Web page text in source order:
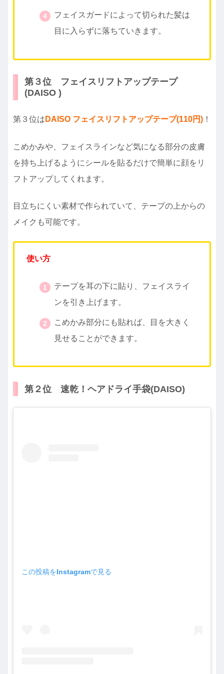
フェイスガードによって切られた髪は
目に入らずに落ちていきます。
第３位 フェイスリフトアップテープ
(DAISO )
第３位は DAISO フェイスリフトアップテープ(110円) ！
こめかみや、フェイスラインなど気になる部分の皮膚
を持ち上げるようにシールを貼るだけで簡単に顔をリ
フトアップしてくれます。
目立ちにくい素材で作られていて、テープの上からの
メイクも可能です。
使い方
テープを耳の下に貼り、フェイスライ
ンを引き上げます。
こめかみ部分にも貼れば、目を大きく
見せることができます。
第２位 速乾！ヘアドライ手袋(DAISO)
この投稿をInstagramで見る